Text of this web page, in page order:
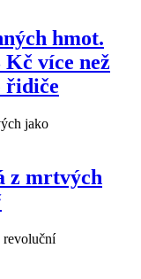
hmot.
více než
řidiče
z mrtvých